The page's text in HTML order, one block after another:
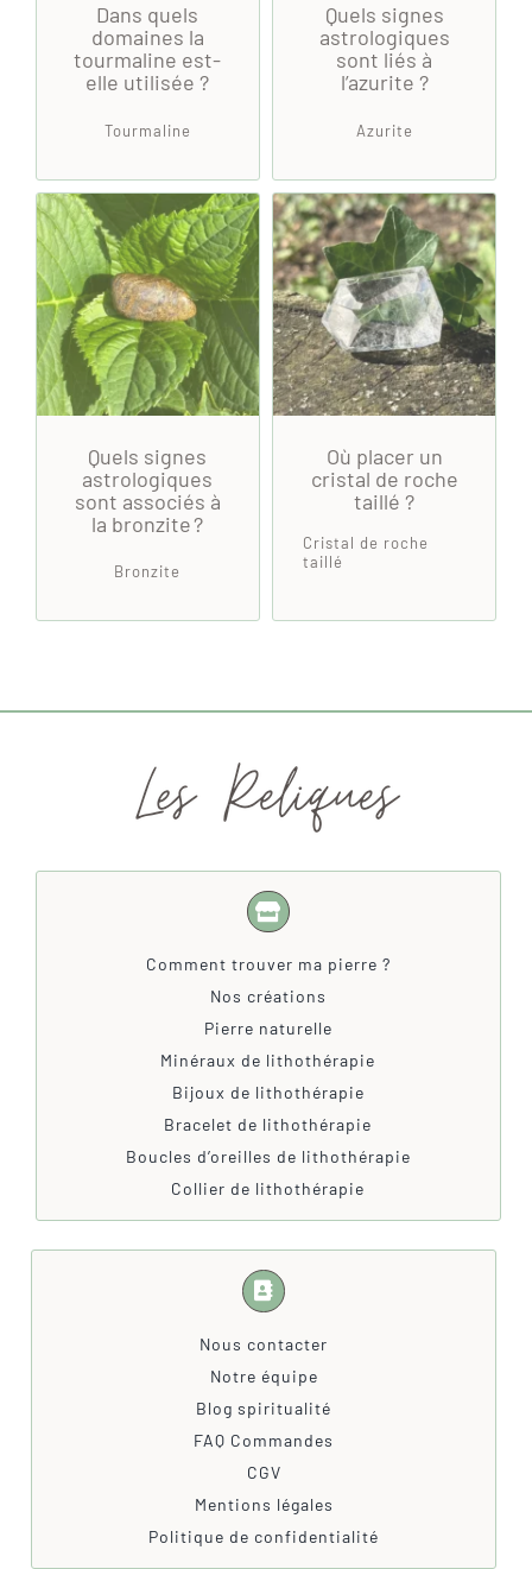
Dans quels
domaines la
tourmaline est-
elle utilisée ?
Tourmaline
Quels signes
astrologiques
sont liés à
l’azurite ?
Azurite
Quels signes
astrologiques
sont associés à
la bronzite ?
Bronzite
Où placer un
cristal de roche
taillé ?
Cristal de roche
taillé
Comment trouver ma pierre ?
Nos créations
Pierre naturelle
Minéraux de lithothérapie
Bijoux de lithothérapie
Bracelet de lithothérapie
Boucles d’oreilles de lithothérapie
Collier de lithothérapie
Nous contacter
Notre équipe
Blog spiritualité
FAQ Commandes
CGV
Mentions légales
Politique de confidentialité